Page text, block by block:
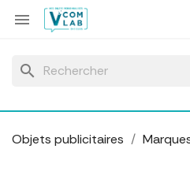

search
Objets publicitaires
Panneau de gestion des cookies